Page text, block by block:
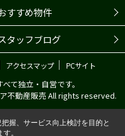
すすめ物件
タッフブログ
アクセスマップ｜ PCサイト
て独立・自営です。
不動産販売 All rights reserved.
握、サービス向上検討を目的と
。